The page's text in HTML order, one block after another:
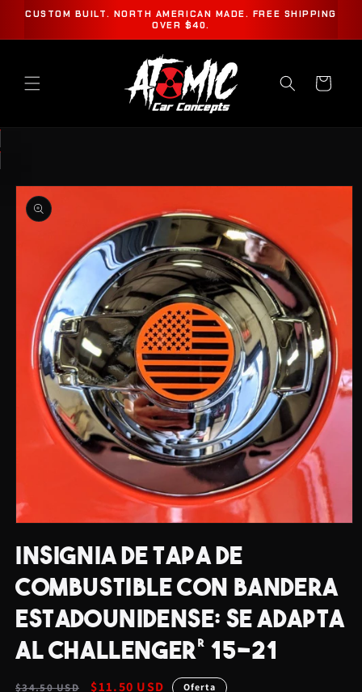
CUSTOM BUILT. NORTH AMERICAN MADE. FREE SHIPPING
OVER $40.
Carrito
multimedia
1
en
una
modal
INSIGNIA DE TAPA DE
COMBUSTIBLE CON BANDERA
ESTADOUNIDENSE: SE ADAPTA
AL CHALLENGER® 15-21
Precio
$34.50 USD
Precio
$11.50 USD Oferta